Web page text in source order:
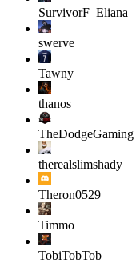
SurvivorF_Eliana
swerve
Tawny
thanos
TheDodgeGaming
therealslimshady
Theron0529
Timmo
TobiTobTob